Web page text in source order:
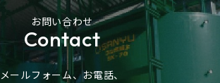
お問い合わせ
Contact
メールフォーム、お電話、